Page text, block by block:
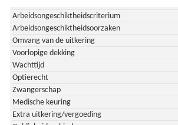
Arbeidsongeschiktheidscriterium
Arbeidsongeschiktheidsoorzaken
Omvang van de uitkering
Voorlopige dekking
Wachttijd
Optierecht
Zwangerschap
Medische keuring
Extra uitkering/vergoeding